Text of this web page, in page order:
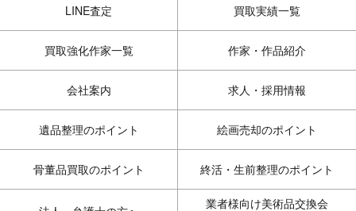
LINE査定 買取実績一覧
買取強化作家一覧 作家・作品紹介
会社案内 求人・採用情報
遺品整理のポイント 絵画売却のポイント
骨董品買取のポイント 終活・生前整理のポイント
業者様向け美術品交換会